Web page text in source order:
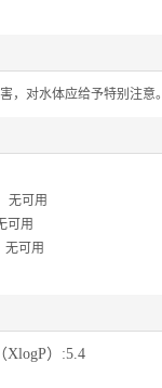
，对水体应给予特别注意。
无可用
可用
无可用
XlogP）:5.4